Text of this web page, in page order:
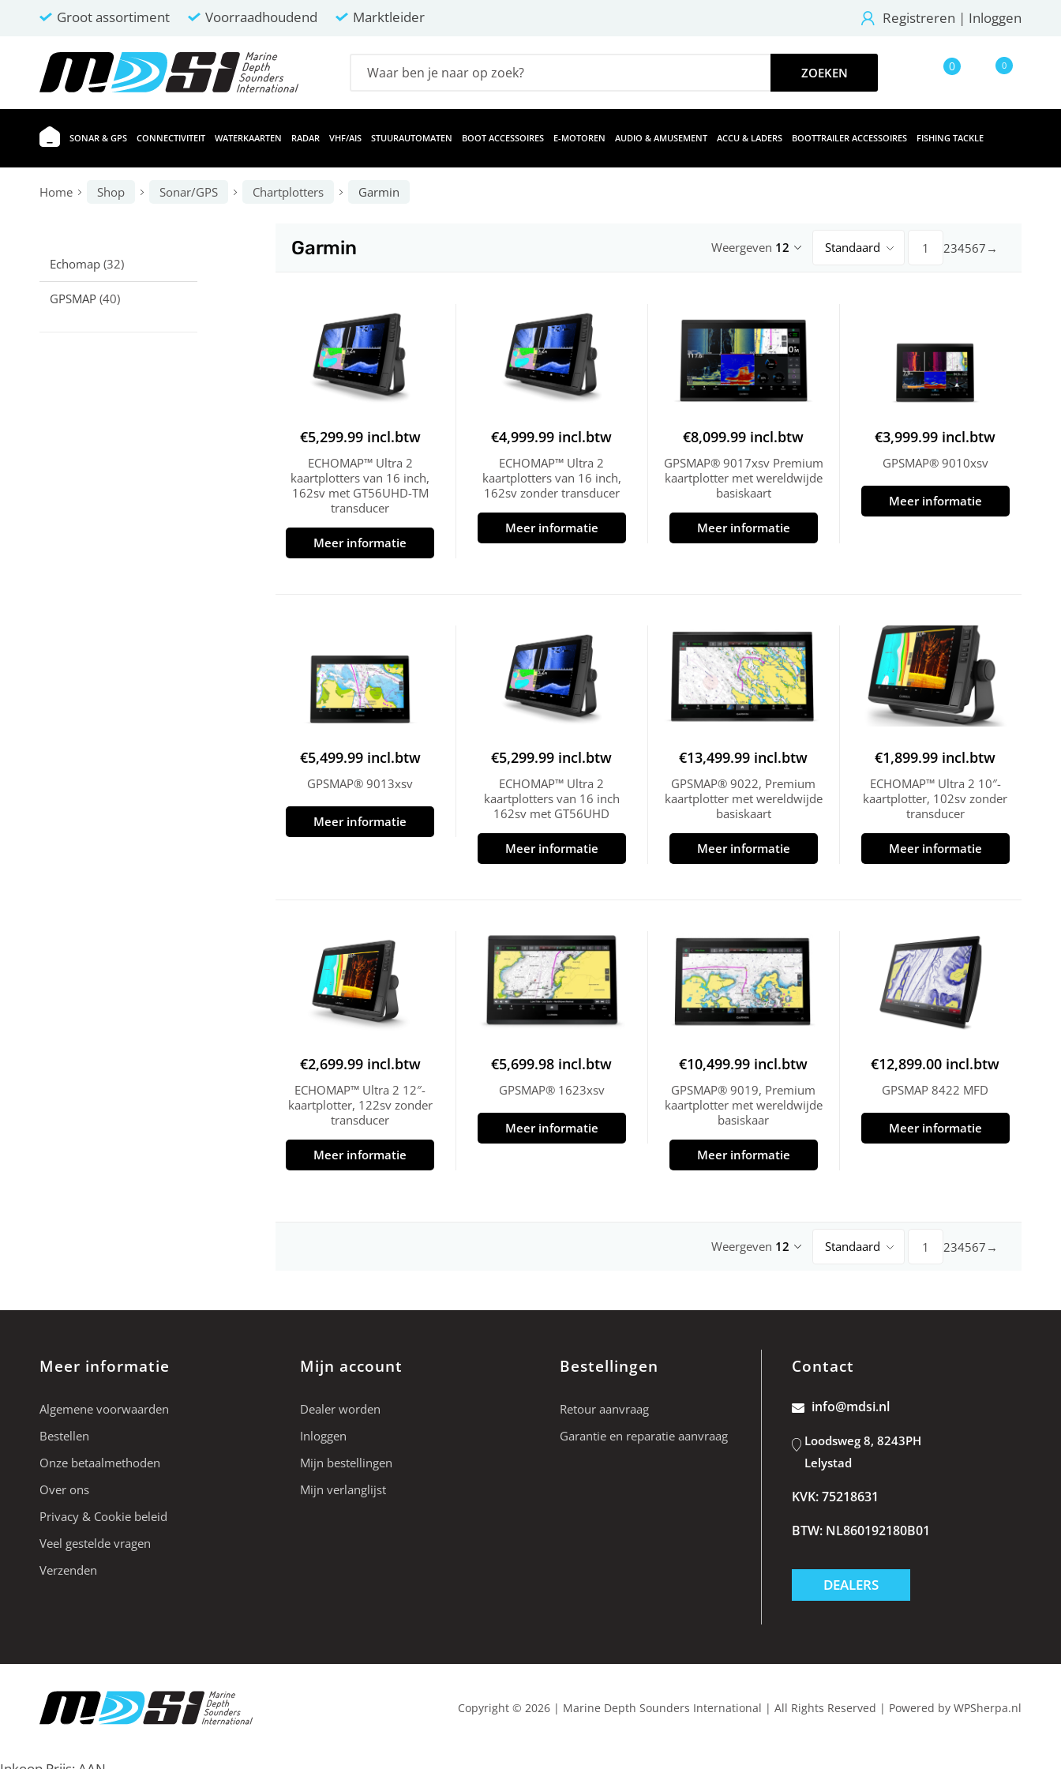
Groot assortiment Voorraadhoudend Marktleider Registreren | Inloggen
0 0
SONAR & GPS CONNECTIVITEIT WATERKAARTEN RADAR VHF/AIS STUURAUTOMATEN BOOT ACCESSOIRES E-MOTOREN AUDIO & AMUSEMENT ACCU & LADERS BOOTTRAILER ACCESSOIRES FISHING TACKLE
Home Shop Sonar/GPS Chartplotters Garmin
Garmin Weergeven 12 Standaard 1 234567 →
€5,299.99 incl.btw
ECHOMAP™ Ultra 2
kaartplotters van 16 inch,
162sv met GT56UHD-TM
transducer
Meer informatie
€4,999.99 incl.btw
ECHOMAP™ Ultra 2
kaartplotters van 16 inch,
162sv zonder transducer
Meer informatie
€8,099.99 incl.btw
GPSMAP® 9017xsv Premium
kaartplotter met wereldwijde
basiskaart
Meer informatie
€3,999.99 incl.btw
GPSMAP® 9010xsv
Meer informatie
€5,499.99 incl.btw
GPSMAP® 9013xsv
Meer informatie
€5,299.99 incl.btw
ECHOMAP™ Ultra 2
kaartplotters van 16 inch
162sv met GT56UHD
Meer informatie
€13,499.99 incl.btw
GPSMAP® 9022, Premium
kaartplotter met wereldwijde
basiskaart
Meer informatie
€1,899.99 incl.btw
ECHOMAP™ Ultra 2 10″-
kaartplotter, 102sv zonder
transducer
Meer informatie
€2,699.99 incl.btw
ECHOMAP™ Ultra 2 12″-
kaartplotter, 122sv zonder
transducer
Meer informatie
€5,699.98 incl.btw
GPSMAP® 1623xsv
Meer informatie
€10,499.99 incl.btw
GPSMAP® 9019, Premium
kaartplotter met wereldwijde
basiskaar
Meer informatie
€12,899.00 incl.btw
GPSMAP 8422 MFD
Meer informatie
Weergeven 12 Standaard 1 234567 →
Echomap (32)
GPSMAP (40)
Meer informatie
Algemene voorwaarden
Bestellen
Onze betaalmethoden
Over ons
Privacy & Cookie beleid
Veel gestelde vragen
Verzenden
Mijn account
Dealer worden
Inloggen
Mijn bestellingen
Mijn verlanglijst
Bestellingen
Retour aanvraag
Garantie en reparatie aanvraag
Contact
info@mdsi.nl
Loodsweg 8, 8243PH
Lelystad
KVK: 75218631
BTW: NL860192180B01
DEALERS
Copyright © 2026 | Marine Depth Sounders International | All Rights Reserved | Powered by WPSherpa.nl